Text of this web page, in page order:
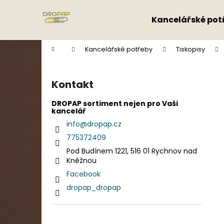
Kancelářské
Domů Kancelářské potřeby Tiskopisy
Kontakt
DROPAP sortiment nejen pro Vaši
kancelář
info@dropap.cz
775372409
Pod Budínem 1221, 516 01 Rychnov nad
Kněžnou
Facebook
dropap_dropap
í
Zpět
do
Zpět
do